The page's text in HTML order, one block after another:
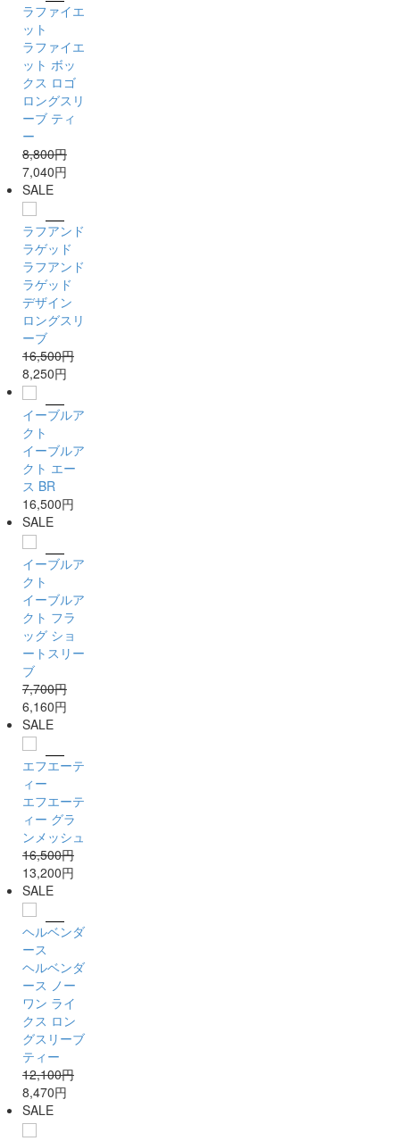
ラファイエ
ット
ラファイエ
ット ボッ
クス ロゴ
ロングスリ
ーブ ティ
ー
8,800円
7,040円
SALE
ラフアンド
ラゲッド
ラフアンド
ラゲッド
デザイン
ロングスリ
ーブ
16,500円
8,250円
イーブルア
クト
イーブルア
クト エー
ス BR
16,500円
SALE
イーブルア
クト
イーブルア
クト フラ
ッグ ショ
ートスリー
ブ
7,700円
6,160円
SALE
エフエーテ
ィー
エフエーテ
ィー グラ
ンメッシュ
16,500円
13,200円
SALE
ヘルベンダ
ース
ヘルベンダ
ース ノー
ワン ライ
クス ロン
グスリーブ
ティー
12,100円
8,470円
SALE